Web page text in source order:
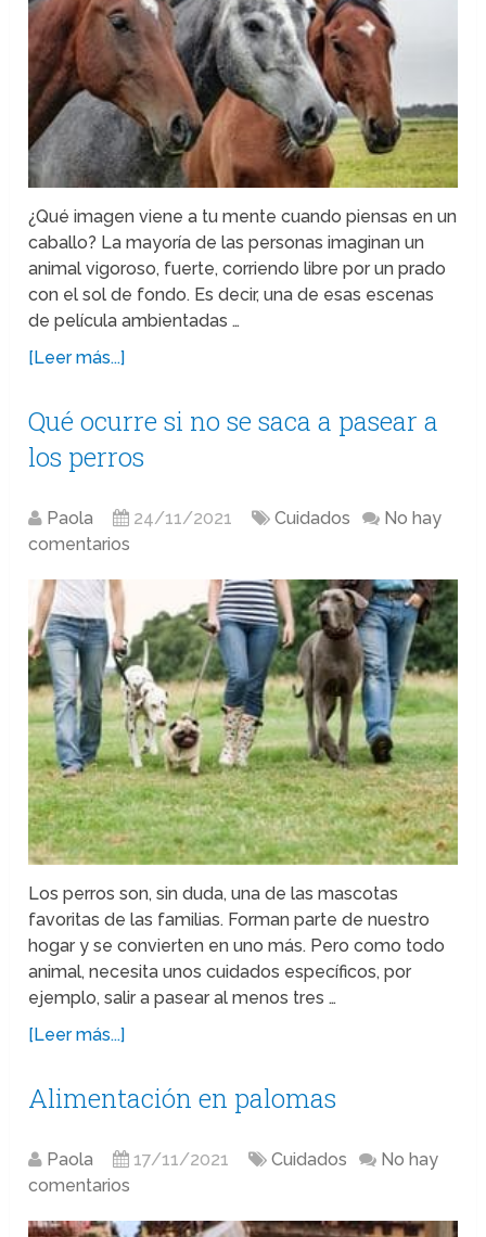
¿Qué imagen viene a tu mente cuando piensas en un
caballo? La mayoría de las personas imaginan un
animal vigoroso, fuerte, corriendo libre por un prado
con el sol de fondo. Es decir, una de esas escenas
de película ambientadas …
[Leer más...]
Qué ocurre si no se saca a pasear a
los perros
Paola 24/11/2021 Cuidados
No hay
comentarios
Los perros son, sin duda, una de las mascotas
favoritas de las familias. Forman parte de nuestro
hogar y se convierten en uno más. Pero como todo
animal, necesita unos cuidados específicos, por
ejemplo, salir a pasear al menos tres …
[Leer más...]
Alimentación en palomas
Paola 17/11/2021 Cuidados
No hay
comentarios